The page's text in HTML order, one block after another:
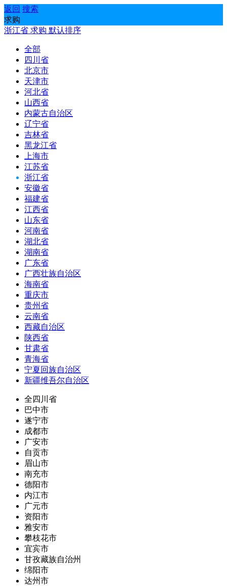
返回 搜索
求购
浙江省 求购 默认排序
全部
四川省
北京市
天津市
河北省
山西省
内蒙古自治区
辽宁省
吉林省
黑龙江省
上海市
江苏省
浙江省
安徽省
福建省
江西省
山东省
河南省
湖北省
湖南省
广东省
广西壮族自治区
海南省
重庆市
贵州省
云南省
西藏自治区
陕西省
甘肃省
青海省
宁夏回族自治区
新疆维吾尔自治区
全四川省
巴中市
遂宁市
成都市
广安市
自贡市
眉山市
南充市
德阳市
内江市
广元市
资阳市
雅安市
攀枝花市
宜宾市
甘孜藏族自治州
绵阳市
达州市